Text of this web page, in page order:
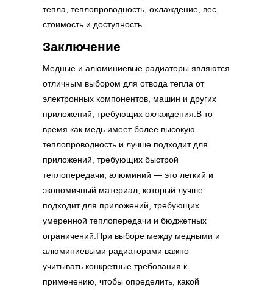
тепла, теплопроводность, охлаждение, вес,
стоимость и доступность.
Заключение
Медные и алюминиевые радиаторы являются
отличным выбором для отвода тепла от
электронных компонентов, машин и других
приложений, требующих охлаждения.В то
время как медь имеет более высокую
теплопроводность и лучше подходит для
приложений, требующих быстрой
теплопередачи, алюминий — это легкий и
экономичный материал, который лучше
подходит для приложений, требующих
умеренной теплопередачи и бюджетных
ограничений.При выборе между медными и
алюминиевыми радиаторами важно
учитывать конкретные требования к
применению, чтобы определить, какой